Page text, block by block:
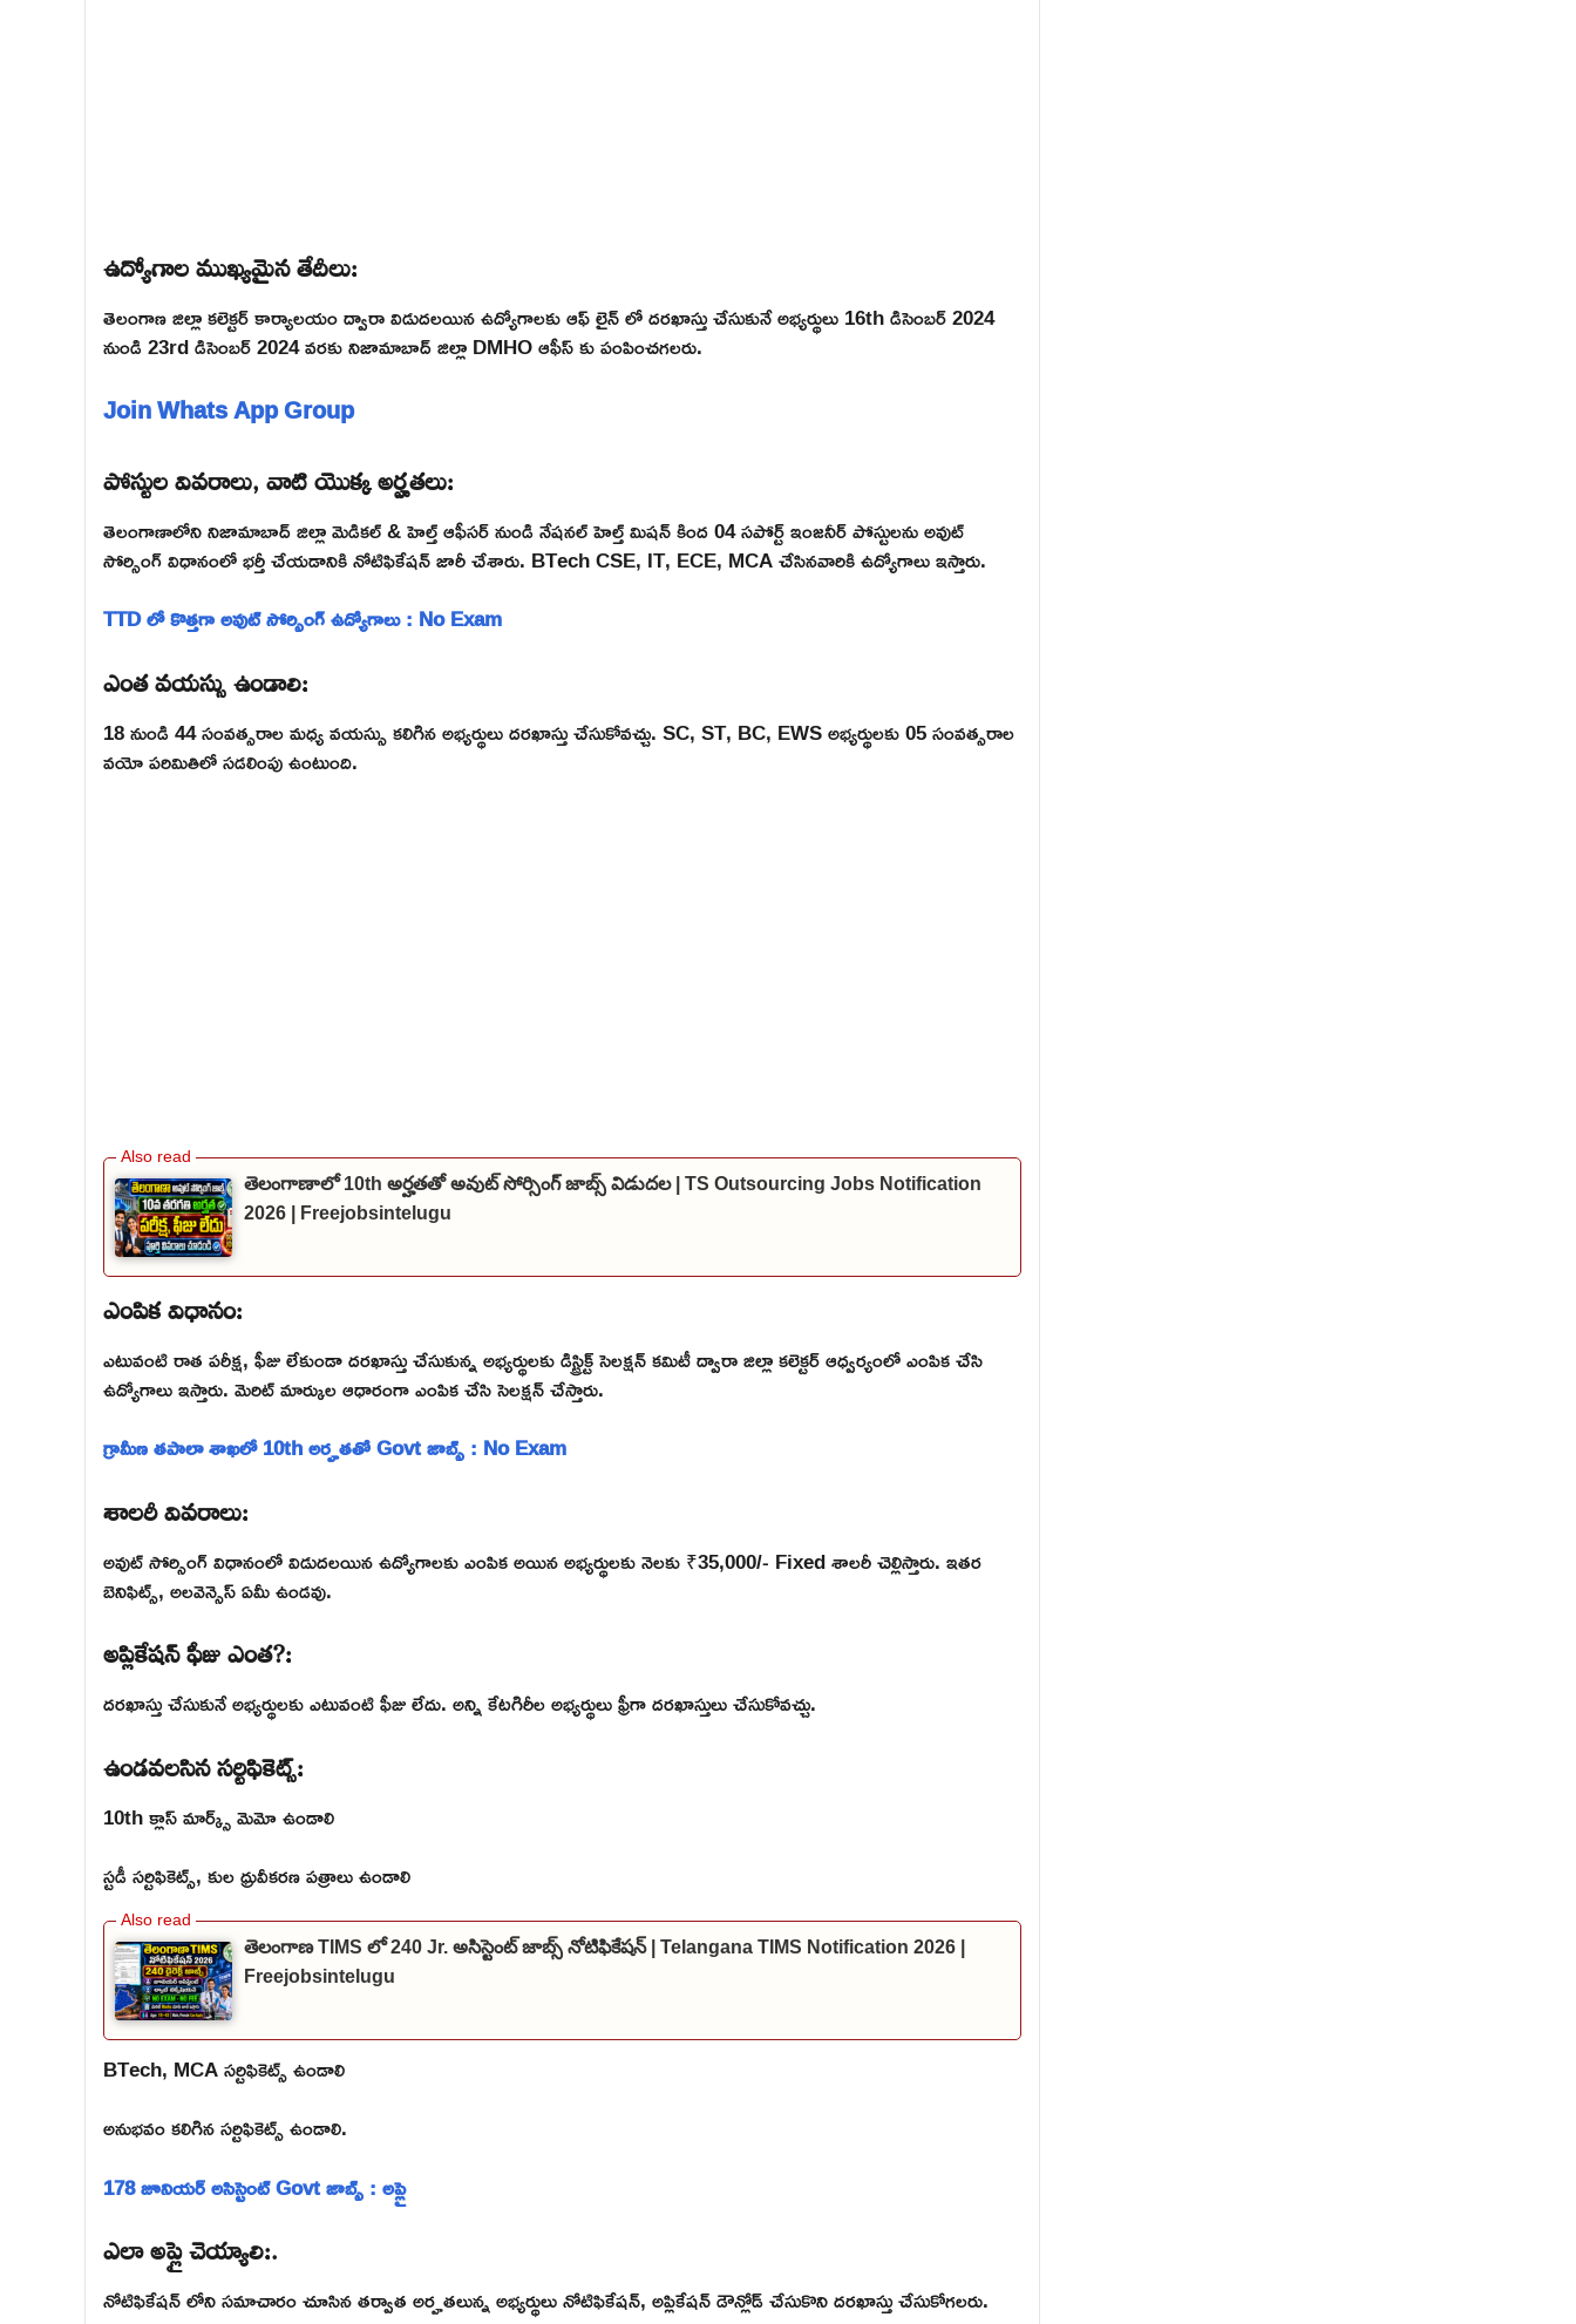
ఉద్యోగాల ముఖ్యమైన తేదీలు:
తెలంగాణ జిల్లా కలెక్టర్ కార్యాలయం ద్వారా విడుదలయిన ఉద్యోగాలకు ఆఫ్ లైన్ లో దరఖాస్తు చేసుకునే అభ్యర్థులు 16th డిసెంబర్ 2024
నుండి 23rd డిసెంబర్ 2024 వరకు నిజామాబాద్ జిల్లా DMHO ఆఫీస్ కు పంపించగలరు.
Join Whats App Group
పోస్టుల వివరాలు, వాటి యొక్క అర్హతలు:
తెలంగాణాలోని నిజామాబాద్ జిల్లా మెడికల్ & హెల్త్ ఆఫీసర్ నుండి నేషనల్ హెల్త్ మిషన్ కింద 04 సపోర్ట్ ఇంజనీర్ పోస్టులను అవుట్
సోర్సింగ్ విధానంలో భర్తీ చేయడానికి నోటిఫికేషన్ జారీ చేశారు. BTech CSE, IT, ECE, MCA చేసినవారికి ఉద్యోగాలు ఇస్తారు.
TTD లో కొత్తగా అవుట్ సోర్సింగ్ ఉద్యోగాలు : No Exam
ఎంత వయస్సు ఉండాలి:
18 నుండి 44 సంవత్సరాల మధ్య వయస్సు కలిగిన అభ్యర్థులు దరఖాస్తు చేసుకోవచ్చు. SC, ST, BC, EWS అభ్యర్థులకు 05 సంవత్సరాల
వయో పరిమితిలో సడలింపు ఉంటుంది.
తెలంగాణాలో 10th అర్హతతో అవుట్ సోర్సింగ్ జాబ్స్ విడుదల | TS Outsourcing Jobs Notification
2026 | Freejobsintelugu
ఎంపిక విధానం:
ఎటువంటి రాత పరీక్ష, ఫీజు లేకుండా దరఖాస్తు చేసుకున్న అభ్యర్థులకు డిస్ట్రిక్ట్ సెలక్షన్ కమిటీ ద్వారా జిల్లా కలెక్టర్ ఆధ్వర్యంలో ఎంపిక చేసి
ఉద్యోగాలు ఇస్తారు. మెరిట్ మార్కుల ఆధారంగా ఎంపిక చేసి సెలక్షన్ చేస్తారు.
గ్రామీణ తపాలా శాఖలో 10th అర్హతతో Govt జాబ్స్ : No Exam
శాలరీ వివరాలు:
అవుట్ సోర్సింగ్ విధానంలో విడుదలయిన ఉద్యోగాలకు ఎంపిక అయిన అభ్యర్థులకు నెలకు ₹35,000/- Fixed శాలరీ చెల్లిస్తారు. ఇతర
బెనిఫిట్స్, అలవెన్సెస్ ఏమీ ఉండవు.
అప్లికేషన్ ఫీజు ఎంత?:
దరఖాస్తు చేసుకునే అభ్యర్థులకు ఎటువంటి ఫీజు లేదు. అన్ని కేటగిరీల అభ్యర్థులు ఫ్రీగా దరఖాస్తులు చేసుకోవచ్చు.
ఉండవలసిన సర్టిఫికెట్స్:
10th క్లాస్ మార్క్స్ మెమో ఉండాలి
స్టడీ సర్టిఫికెట్స్, కుల ధ్రువీకరణ పత్రాలు ఉండాలి
తెలంగాణ TIMS లో 240 Jr. అసిస్టెంట్ జాబ్స్ నోటిఫికేషన్ | Telangana TIMS Notification 2026 |
Freejobsintelugu
BTech, MCA సర్టిఫికెట్స్ ఉండాలి
అనుభవం కలిగిన సర్టిఫికెట్స్ ఉండాలి.
178 జూనియర్ అసిస్టెంట్ Govt జాబ్స్ : అప్లై
ఎలా అప్లై చెయ్యాలి:.
నోటిఫికేషన్ లోని సమాచారం చూసిన తర్వాత అర్హతలున్న అభ్యర్థులు నోటిఫికేషన్, అప్లికేషన్ డౌన్లోడ్ చేసుకొని దరఖాస్తు చేసుకోగలరు.